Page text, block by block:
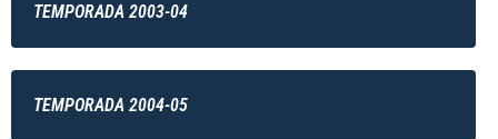
TEMPORADA 2003-04
TEMPORADA 2004-05